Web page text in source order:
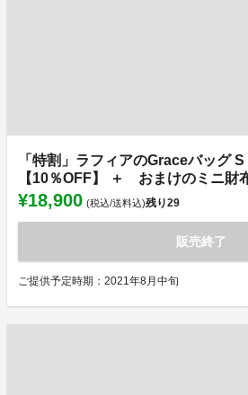
「特割」ラフィアのGraceバッグ
【10％OFF】 ＋ おまけのミニ財
¥18,900 (税込/送料込)残り29
販売終了
ご提供予定時期：2021年8月中旬